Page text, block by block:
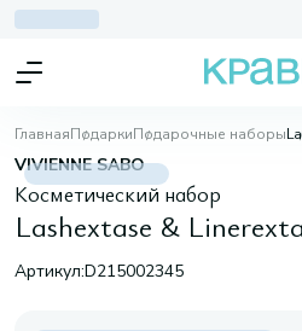
ГлавнаяПодаркиПодарочные наборы
VIVIENNE SABO
Косметический набор
Lashextase &
Артикул:D215002345